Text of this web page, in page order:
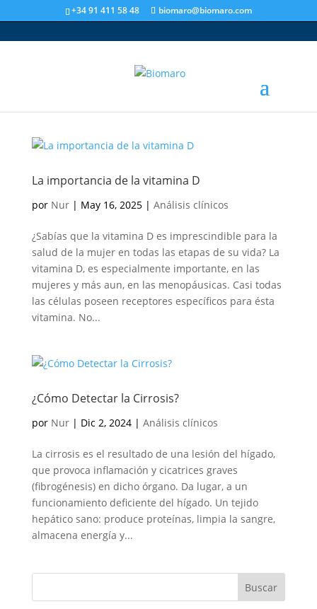
+34 91 411 58 48 biomaro@biomaro.com
La importancia de la vitamina D
por Nur| May 16, 2025| Análisis clínicos
¿Sabías que la vitamina D es imprescindible para la
salud de la mujer en todas las etapas de su vida? La
vitamina D, es especialmente importante, en las
mujeres y más aun, en las menopáusicas. Casi todas
las células poseen receptores específicos para ésta
vitamina. No...
¿Cómo Detectar la Cirrosis?
por Nur| Dic 2, 2024| Análisis clínicos
La cirrosis es el resultado de una lesión del hígado,
que provoca inflamación y cicatrices graves
(fibrogénesis) en dicho órgano. Da lugar, a un
funcionamiento deficiente del hígado. Un tejido
hepático sano: produce proteínas, limpia la sangre,
almacena energía y...